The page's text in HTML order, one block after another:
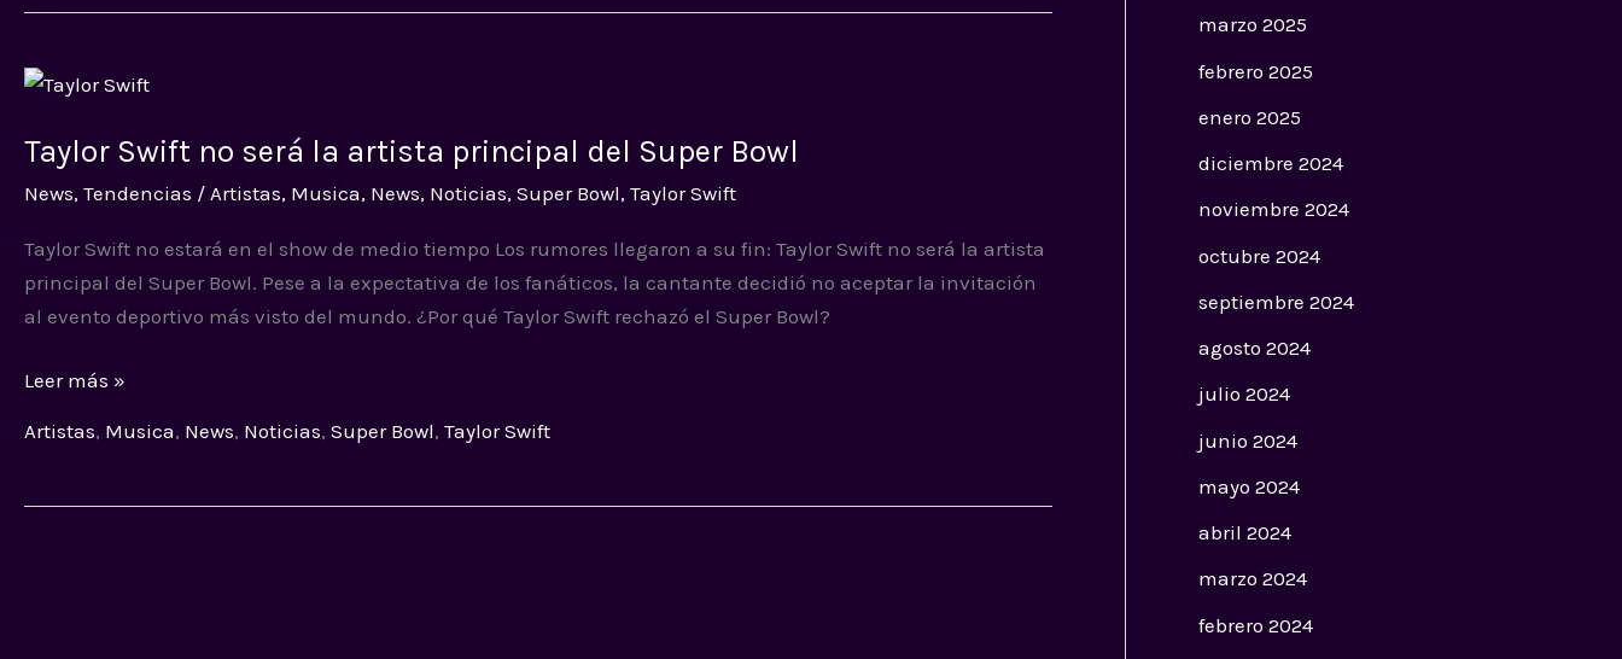
Taylor Swift no será la artista principal del Super Bowl
News, Tendencias / Artistas, Musica, News, Noticias, Super Bowl, Taylor Swift
Taylor Swift no estará en el show de medio tiempo Los rumores llegaron a su fin: Taylor Swift no será la artista
principal del Super Bowl. Pese a la expectativa de los fanáticos, la cantante decidió no aceptar la invitación
al evento deportivo más visto del mundo. ¿Por qué Taylor Swift rechazó el Super Bowl?
Taylor
no
artista
principal
del
Bowl
Leer más »
Artistas, Musica, News, Noticias, Super Bowl, Taylor Swift
marzo 2025
febrero 2025
enero 2025
diciembre 2024
noviembre 2024
octubre 2024
septiembre 2024
agosto 2024
julio 2024
junio 2024
mayo 2024
abril 2024
marzo 2024
febrero 2024